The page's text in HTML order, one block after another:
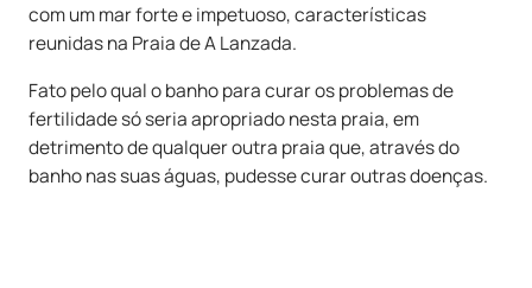
com um mar forte e impetuoso, características
reunidas na Praia de A Lanzada.
Fato pelo qual o banho para curar os problemas de
fertilidade só seria apropriado nesta praia, em
detrimento de qualquer outra praia que, através do
banho nas suas águas, pudesse curar outras doenças.